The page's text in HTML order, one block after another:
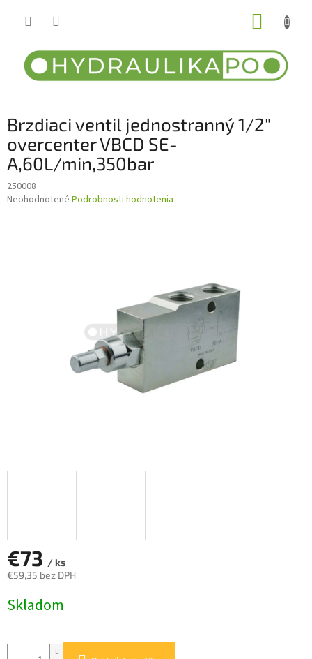
Brzdiaci ventil jednostranný 1/2"
overcenter VBCD SE-
A,60L/min,350bar
250008
Priemerné
Neohodnotené Podrobnosti hodnotenia
€73 / ks
€59,35 bez DPH
cena:
Skladom